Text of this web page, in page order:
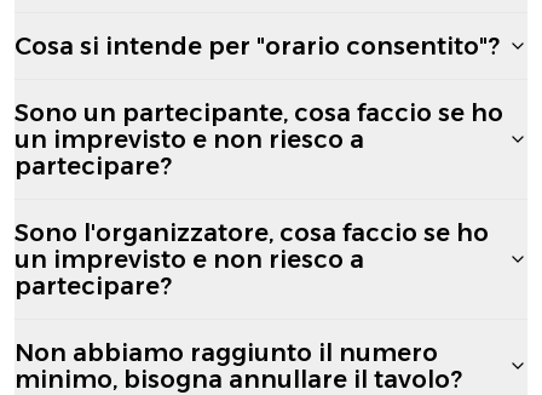
Cosa si intende per "orario consentito"?
Sono un partecipante, cosa faccio se ho
un imprevisto e non riesco a
partecipare?
Sono l'organizzatore, cosa faccio se ho
un imprevisto e non riesco a
partecipare?
Non abbiamo raggiunto il numero
minimo, bisogna annullare il tavolo?